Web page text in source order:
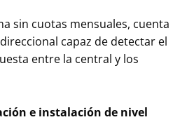
sin cuotas mensuales, cuenta
capaz de detectar el
entre la central y los
e instalación de nivel